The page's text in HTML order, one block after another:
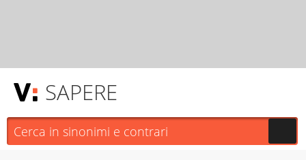
SAPERE